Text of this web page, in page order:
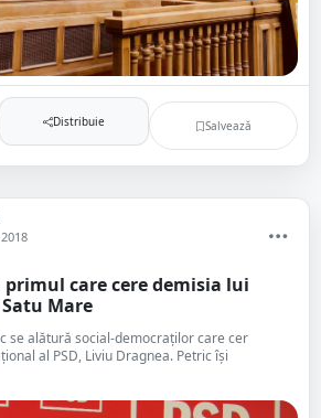
Distribuie Salvează
care cere demisia lui
Mare
se alătură social-democraților care cer
al PSD, Liviu Dragnea. Petric își